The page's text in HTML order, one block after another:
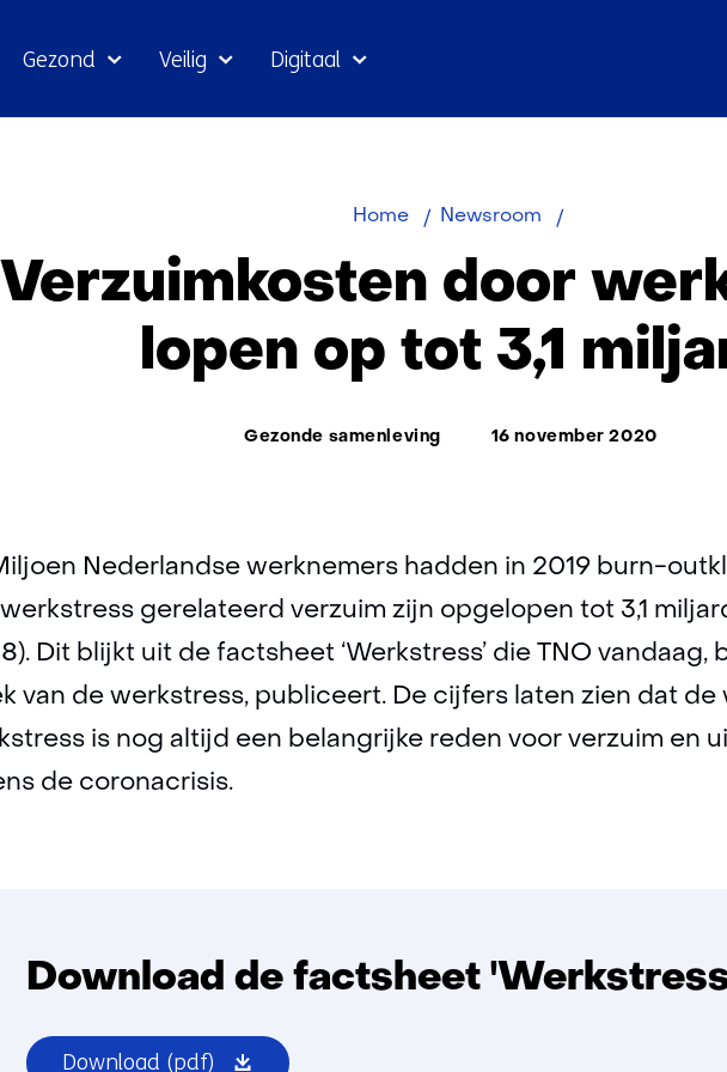
Gezond Veilig Digitaal
Home Newsroom
werkstress
op
miljard
Verzuimkosten door
lopen op tot 3,1
Thema:
Gezonde samenleving 16 november 2020
Nederlandse werknemers hadden in 2019 burn-
gerelateerd verzuim zijn opgelopen tot 3,1
Dit blijkt uit de factsheet ‘Werkstress’ die TNO vandaag,
van de werkstress, publiceert. De cijfers laten zien dat de
is nog altijd een belangrijke reden voor verzuim en
de coronacrisis.
Download de factsheet
Download (pdf) (opent